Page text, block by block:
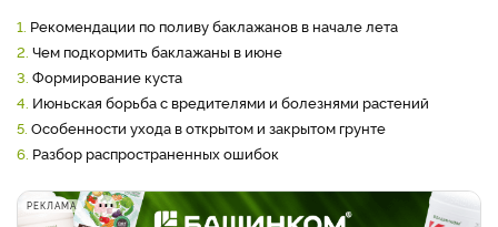
1. Рекомендации по поливу баклажанов в начале лета
2. Чем подкормить баклажаны в июне
3. Формирование куста
4. Июньская борьба с вредителями и болезнями растений
5. Особенности ухода в открытом и закрытом грунте
6. Разбор распространенных ошибок
РЕКЛАМА